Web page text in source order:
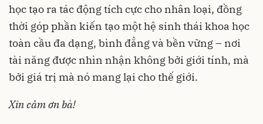
học tạo ra tác động tích cực cho nhân loại, đồng
thời góp phần kiến tạo một hệ sinh thái khoa học
toàn cầu đa dạng, bình đẳng và bền vững – nơi
tài năng được nhìn nhận không bởi giới tính, mà
bởi giá trị mà nó mang lại cho thế giới.
Xin cảm ơn bà!